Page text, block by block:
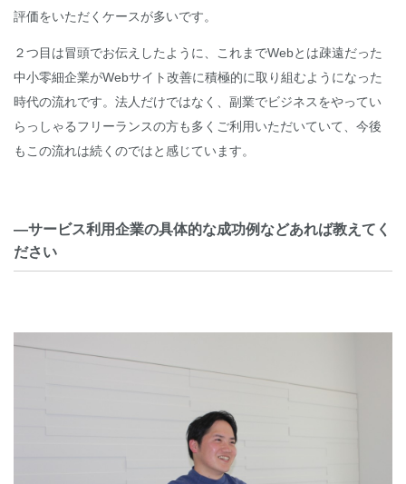
評価をいただくケースが多いです。
２つ目は冒頭でお伝えしたように、これまでWebとは疎遠だった
中小零細企業がWebサイト改善に積極的に取り組むようになった
時代の流れです。法人だけではなく、副業でビジネスをやってい
らっしゃるフリーランスの方も多くご利用いただいていて、今後
もこの流れは続くのではと感じています。
―サービス利用企業の具体的な成功例などあれば教えてく
ださい